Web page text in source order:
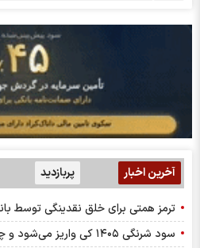
آخرین اخبار پربازدید
ترمز همتی برای خلق نقدینگی توسط
سود شرنگی ۱۴۰۵ کی واریز می‌شود و چقدر است؟